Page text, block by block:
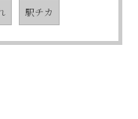
駅チカ